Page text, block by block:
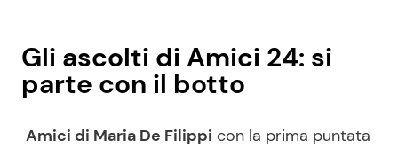
Gli ascolti di Amici 24: si
parte con il botto
Amici di Maria De Filippi con la prima puntata